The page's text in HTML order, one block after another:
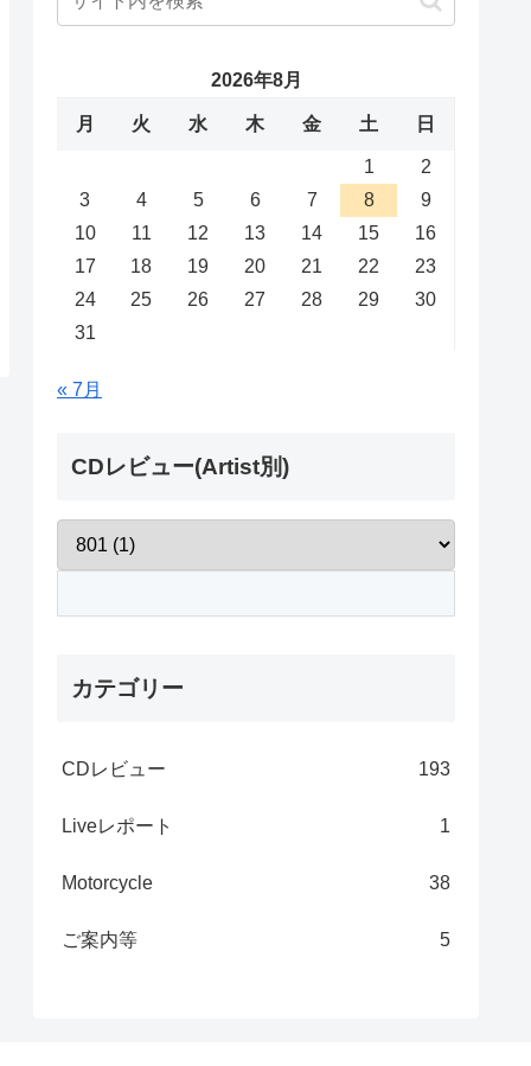
2026年8月
月 火 水 木 金 土 日
1
2
3
4 5 6 7 8
9
10
11 12 13 14 15
16
17
18 19 20 21 22
23
24
25 26 27 28 29
30
31
« 7月
CDレビュー(Artist別)
カテゴリー
CDレビュー 193
Liveレポート 1
Motorcycle 38
ご案内等 5